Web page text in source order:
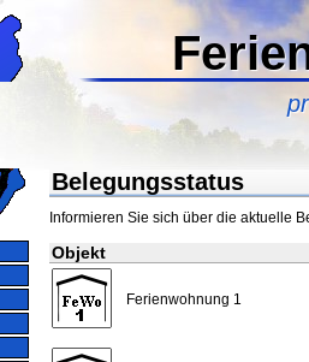
Belegungsstatus
Informieren Sie sich über die aktuelle
Objekt
Ferienwohnung 1